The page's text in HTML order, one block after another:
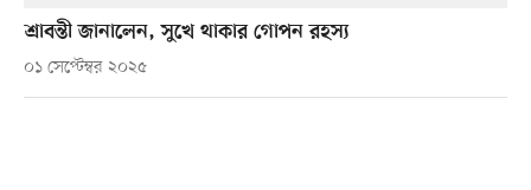
শ্রাবন্তী জানালেন, সুখে থাকার গোপন রহস্য
০১ সেপ্টেম্বর ২০২৫